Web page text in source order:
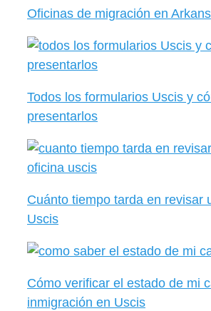
Oficinas de migración en
Todos los formularios Uscis y
presentarlos
Cuánto tiempo tarda en revisar
Uscis
Cómo verificar el estado de mi
inmigración en Uscis